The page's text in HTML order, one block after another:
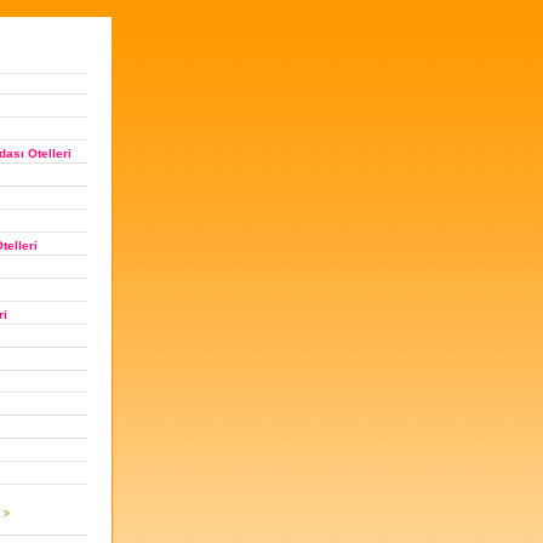
Otelleri